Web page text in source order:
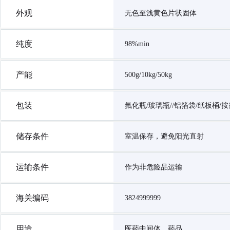
外观 无色至浅黄色片状固体
纯度 98%min
产能 500g/10kg/50kg
包装 氟化瓶/玻璃瓶//铝箔袋/纸板桶/按
储存条件 室温保存，避免阳光直射
运输条件 作为非危险品运输
海关编码 3824999999